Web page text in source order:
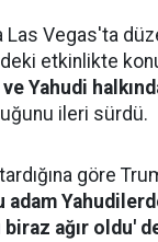
Las Vegas'ta
etkinlikte
Yahudi
ileri sürdü.
göre
adam
ağır oldu'